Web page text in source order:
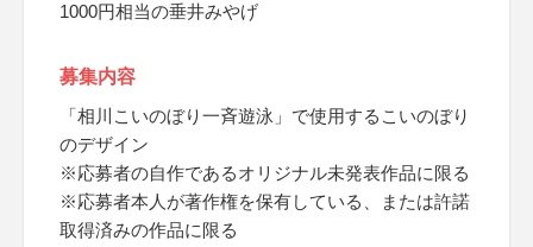
1000円相当の垂井みやげ
募集内容
「相川こいのぼり一斉遊泳」で使用するこいのぼり
のデザイン
※応募者の自作であるオリジナル未発表作品に限る
※応募者本人が著作権を保有している、または許諾
取得済みの作品に限る